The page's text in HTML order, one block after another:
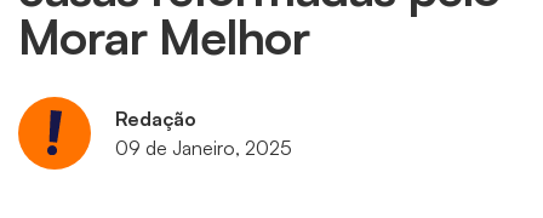
Morar Melhor
Redação
09 de Janeiro, 2025